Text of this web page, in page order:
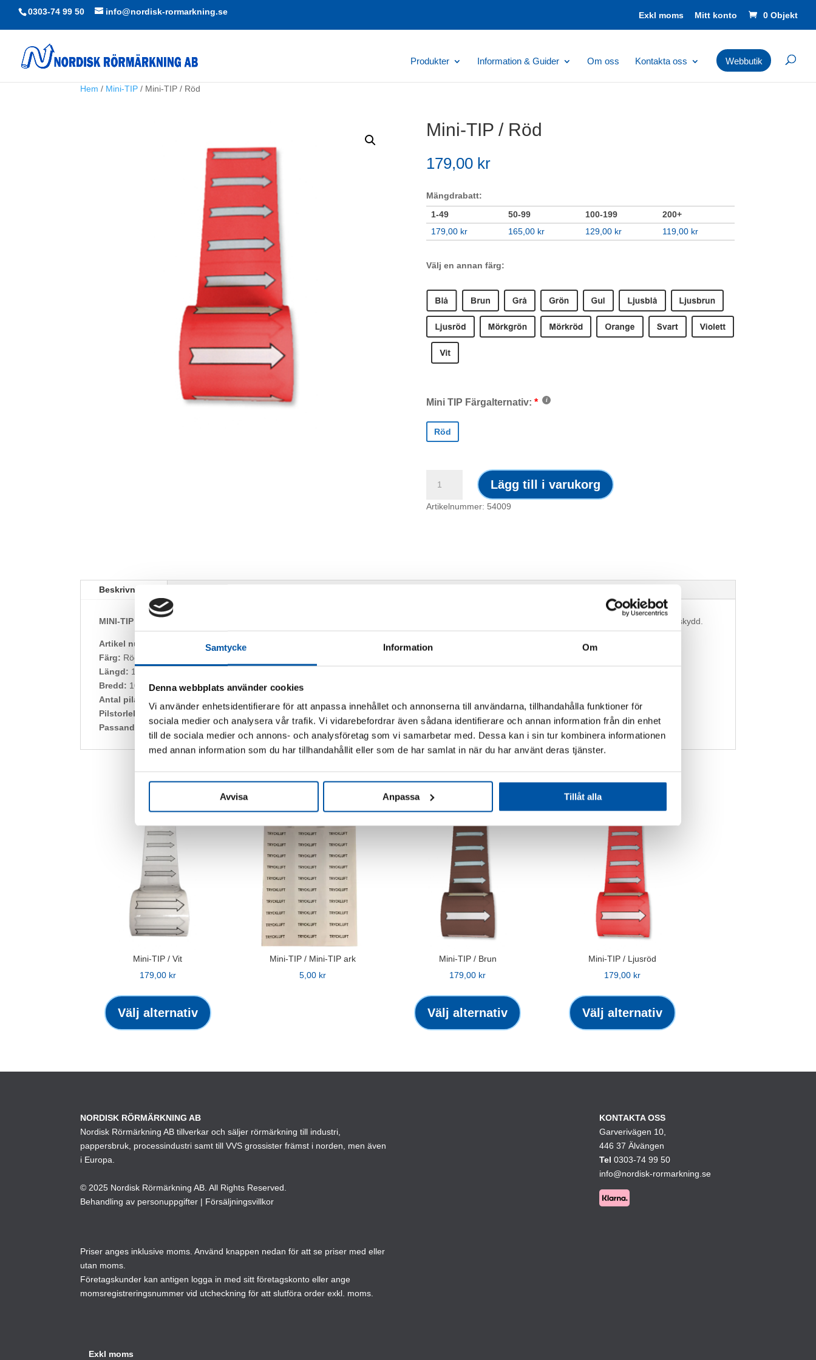
Samtycke Information Om
Denna webbplats använder cookies
Vi använder enhetsidentifierare för att anpassa innehållet och annonserna till användarna, tillhandahålla funktioner för
sociala medier och analysera vår trafik. Vi vidarebefordrar även sådana identifierare och annan information från din enhet
till de sociala medier och annons- och analysföretag som vi samarbetar med. Dessa kan i sin tur kombinera informationen
med annan information som du har tillhandahållit eller som de har samlat in när du har använt deras tjänster.
Avvisa Anpassa Tillåt alla
0303-74 99 50 info@nordisk-rormarkning.se Mitt konto 0 Objekt
Produkter Information & Guider Om oss Kontakta oss Webbutik
Hem / Mini-TIP / Mini-TIP / Röd
Mini-TIP / Röd
179,00 kr
Mängdrabatt:
1-49
50-99 100-199
200+
179,00 kr 165,00 kr 129,00 kr 119,00 kr
Välj en annan färg:
Mini TIP Färgalternativ:
Röd
TIP
/
Lägg till i varukorg
Artikelnummer: 54009
Beskrivning
MINI-TIP är precis som det låter, TIP i miniformat för att passa mindre rördimensioner, från ½” till 25mm. Röd används enligt Svensk standard till Brandskydd.
Artikel nummer:
Färg: Röd
Längd: 10 m
Bredd: 100 mm
Antal pilar:
Pilstorlek:
60 mm x 11 mm
Passande rördimensioner:från ½” till 25mm
Relaterade produkter
Mini-TIP / Vit
179,00 kr
Välj alternativ
här
produkten
varianter.
kan
väljas
Mini-TIP / Mini-TIP ark
5,00 kr
Mini-TIP / Brun
179,00 kr
Välj alternativ
här
varianter.
Mini-TIP / Ljusröd
179,00 kr
Välj alternativ
här
varianter.
produktsidan
NORDISK RÖRMÄRKNING AB
Nordisk Rörmärkning AB tillverkar och säljer rörmärkning till industri,
pappersbruk, processindustri samt till VVS grossister främst i norden, men även
i Europa.
© 2025 Nordisk Rörmärkning AB. All Rights Reserved.
Behandling av personuppgifter | Försäljningsvillkor
Priser anges inklusive moms. Använd knappen nedan för att se priser med eller
utan moms.
Företagskunder kan antigen logga in med sitt företagskonto eller ange
momsregistreringsnummer vid utcheckning för att slutföra order exkl. moms.
KONTAKTA OSS
Garverivägen 10,
446 37 Älvängen
Tel 0303-74 99 50
info@nordisk-rormarkning.se